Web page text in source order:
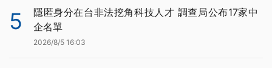
5
隱匿身分在台非法挖角科技人才 調查局公布17家中
企名單
2026/8/5 16:03